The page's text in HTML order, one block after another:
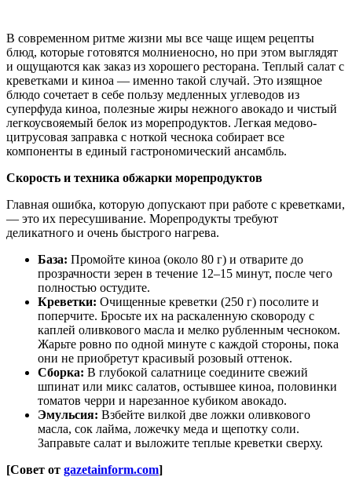
В современном ритме жизни мы все чаще ищем рецепты
блюд, которые готовятся молниеносно, но при этом выглядят
и ощущаются как заказ из хорошего ресторана. Теплый салат с
креветками и киноа — именно такой случай. Это изящное
блюдо сочетает в себе пользу медленных углеводов из
суперфуда киноа, полезные жиры нежного авокадо и чистый
легкоусвояемый белок из морепродуктов. Легкая медово-
цитрусовая заправка с ноткой чеснока собирает все
компоненты в единый гастрономический ансамбль.
Скорость и техника обжарки морепродуктов
Главная ошибка, которую допускают при работе с креветками,
— это их пересушивание. Морепродукты требуют
деликатного и очень быстрого нагрева.
База: Промойте киноа (около 80 г) и отварите до
прозрачности зерен в течение 12–15 минут, после чего
полностью остудите.
Креветки: Очищенные креветки (250 г) посолите и
поперчите. Бросьте их на раскаленную сковороду с
каплей оливкового масла и мелко рубленным чесноком.
Жарьте ровно по одной минуте с каждой стороны, пока
они не приобретут красивый розовый оттенок.
Сборка: В глубокой салатнице соедините свежий
шпинат или микс салатов, остывшее киноа, половинки
томатов черри и нарезанное кубиком авокадо.
Эмульсия: Взбейте вилкой две ложки оливкового
масла, сок лайма, ложечку меда и щепотку соли.
Заправьте салат и выложите теплые креветки сверху.
[Совет от gazetainform.com]